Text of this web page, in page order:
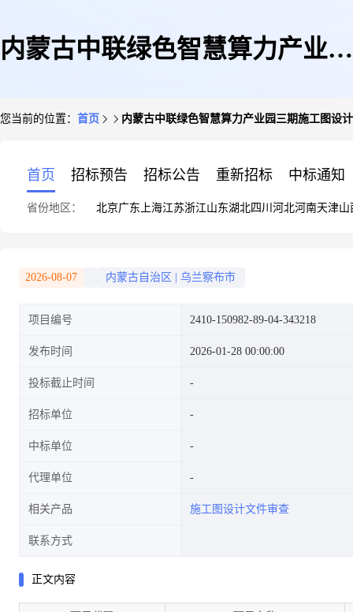
内蒙古中联绿色智慧算力产业园
您当前的位置： 首页 内蒙古中联绿色智慧算力产业园三期施工图设
首页 招标预告 招标公告 重新招标 中标通知
省份地区： 北京广东 上海江苏浙江山东湖北四川 河北河南天津山
2026-08-07 内蒙古自治区 乌兰察布市
项目编号 2410-150982-89-04-343218
发布时间 2026-01-28 00:00:00
投标截止时间
招标单位
中标单位
代理单位
相关产品 施工图设计文件审查
联系方式
正文内容